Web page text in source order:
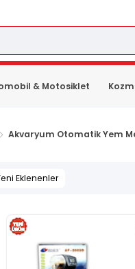
& Motosiklet
Akvaryum Otomatik Yem
Eklenenler